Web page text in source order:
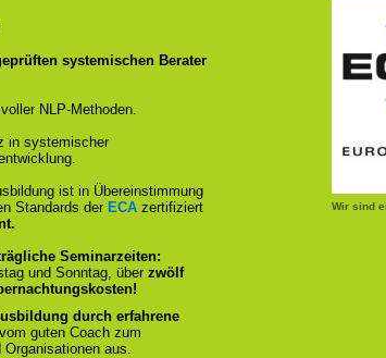
Wir sind
systemischen Berater
NLP-Methoden.
in systemischer
ist in Übereinstimmung
Standards der ECA zertifiziert
Seminarzeiten:
und Sonntag, über zwölf
durch erfahrene
guten Coach zum
aus.